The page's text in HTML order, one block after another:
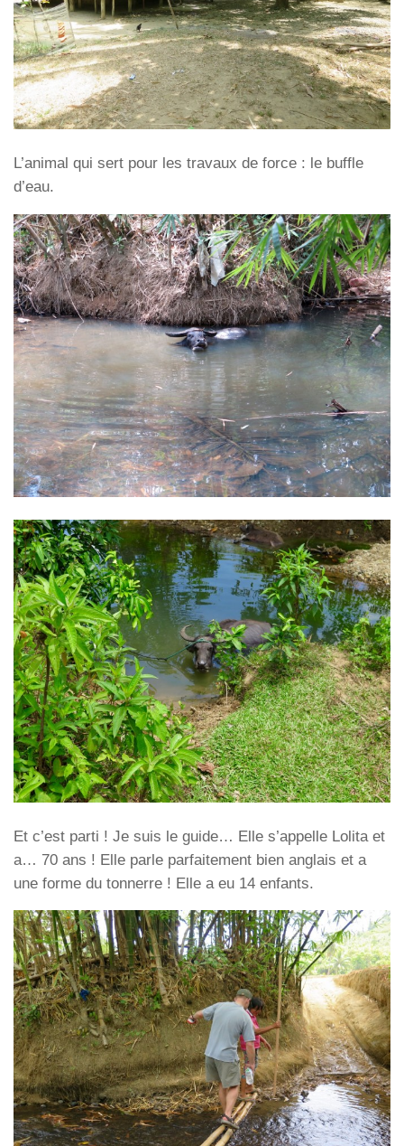
L’animal qui sert pour les travaux de force : le buffle
d’eau.
Et c’est parti ! Je suis le guide… Elle s’appelle Lolita et
a… 70 ans ! Elle parle parfaitement bien anglais et a
une forme du tonnerre ! Elle a eu 14 enfants.